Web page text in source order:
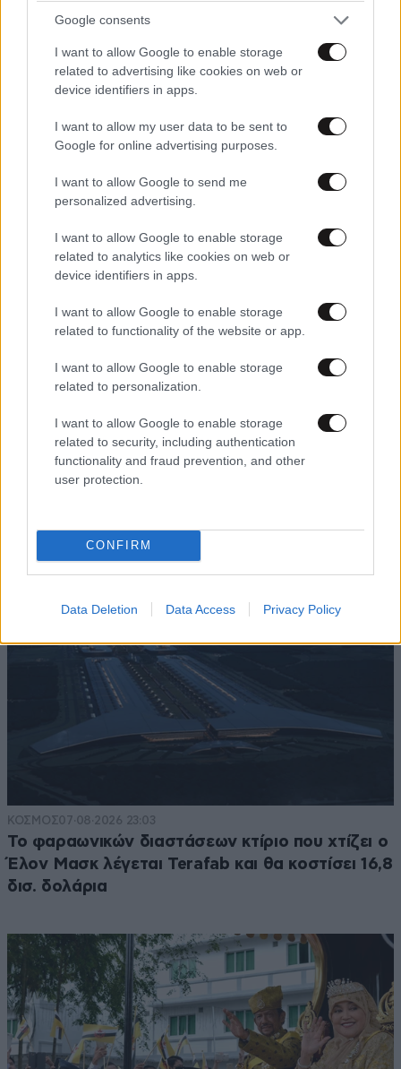
Google consents
I want to allow Google to enable storage
related to advertising like cookies on web or
device identifiers in apps.
I want to allow my user data to be sent to
Google for online advertising purposes.
I want to allow Google to send me
personalized advertising.
I want to allow Google to enable storage
related to analytics like cookies on web or
device identifiers in apps.
I want to allow Google to enable storage
related to functionality of the website or app.
I want to allow Google to enable storage
related to personalization.
I want to allow Google to enable storage
related to security, including authentication
functionality and fraud prevention, and other
user protection.
CONFIRM
Data Deletion Data Access Privacy Policy
ΚΟΣΜΟΣ07·08·2026 23:03
Το φαραωνικών διαστάσεων κτίριο που χτίζει ο
Έλον Μασκ λέγεται Terafab και θα κοστίσει 16,8
δισ. δολάρια